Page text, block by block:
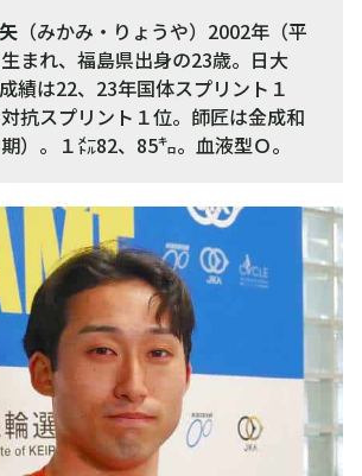
（みかみ・りょうや）2002年（平
まれ、福島県出身の23歳。日大
績は22、23年国体スプリント１
抗スプリント１位。師匠は金成和
）。１㍍82、85㌔。血液型Ｏ。